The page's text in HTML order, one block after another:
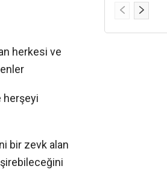
herkesi ve
herşeyi
bir zevk alan